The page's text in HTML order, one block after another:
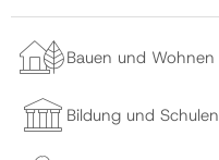
Bauen und Wohnen
Bildung und Schulen